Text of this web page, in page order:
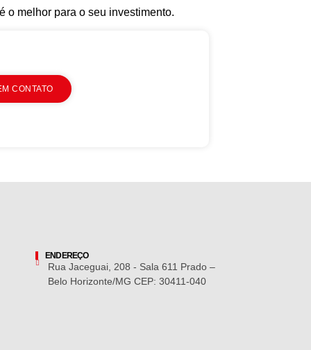
o melhor para o seu investimento.
CONTATO
ENDEREÇO
Rua Jaceguai, 208 - Sala 611 Prado –
Belo Horizonte/MG CEP: 30411-040